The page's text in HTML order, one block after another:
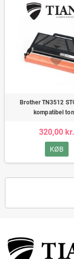
Brother TN3512
kompatibel
320,00 kr.
KØB